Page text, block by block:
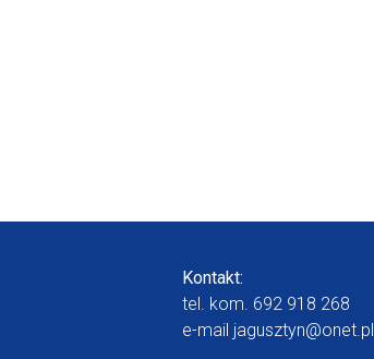
Kontakt:
tel. kom. 692 918 268
e-mail jagusztyn@onet.pl